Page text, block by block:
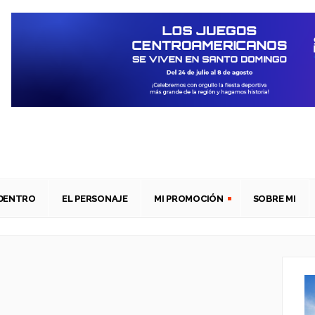
EL PERSONAJE MI PROMOCIÓN SOBRE MI